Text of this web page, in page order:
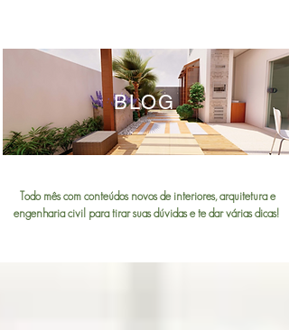
BLOG
Todo mês com conteúdos novos de interiores, arquitetura e
engenharia civil para tirar suas dúvidas e te dar várias dicas!